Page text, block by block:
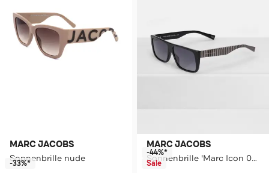
MARC JACOBS
Sonnenbrille nude
-33%*
MARC JACOBS
Sonnenbrille 'Marc Icon 096/S' schwarz
-44%*
Sale